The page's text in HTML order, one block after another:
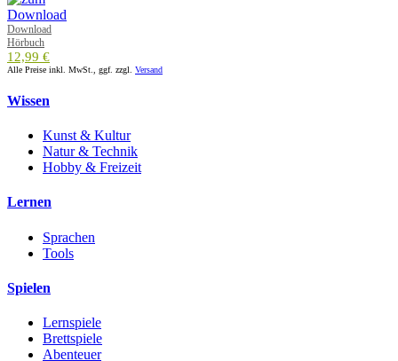
Download
Hörbuch
12,99 €
Alle Preise inkl. MwSt., ggf. zzgl. Versand
Wissen
Kunst & Kultur
Natur & Technik
Hobby & Freizeit
Lernen
Sprachen
Tools
Spielen
Lernspiele
Brettspiele
Abenteuer